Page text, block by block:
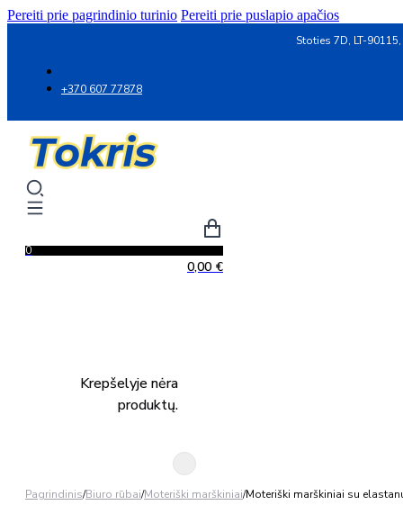
Pereiti prie pagrindinio turinio Pereiti prie puslapio apačios
Stoties 7D, LT-
+370 607 77878
0
0,00 €
Krepšelyje nėra
produktų.
Pagrindinis/Biuro rūbai/Moteriški marškiniai/Moteriški marškiniai su